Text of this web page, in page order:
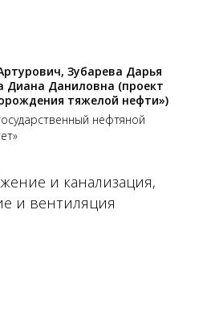
Зубарева Дарья
Диана Даниловна (проект
тяжелой нефти»)
нефтяной
и канализация,
и вентиляция